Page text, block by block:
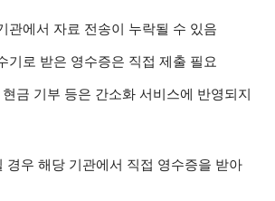
관에서 자료 전송이 누락될 수 있음
기로 받은 영수증은 직접 제출 필요
금 기부 등은 간소화 서비스에 반영되지
경우 해당 기관에서 직접 영수증을 받아